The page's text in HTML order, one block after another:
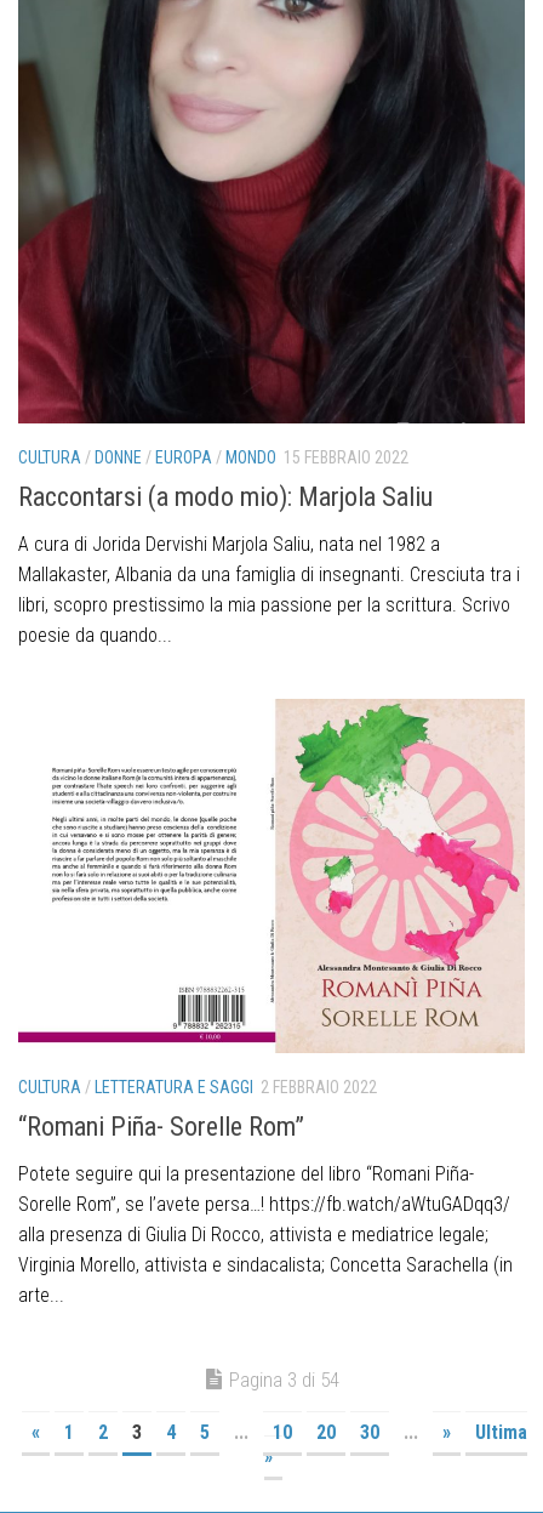
CULTURA/ DONNE / EUROPA/ MONDO 15 FEBBRAIO 2022
Raccontarsi (a modo mio): Marjola Saliu
A cura di Jorida Dervishi Marjola Saliu, nata nel 1982 a
Mallakaster, Albania da una famiglia di insegnanti. Cresciuta tra i
libri, scopro prestissimo la mia passione per la scrittura. Scrivo
poesie da quando...
CULTURA / LETTERATURA E SAGGI 2 FEBBRAIO 2022
“Romani Piña- Sorelle Rom”
Potete seguire qui la presentazione del libro “Romani Piña-
Sorelle Rom”, se l’avete persa…! https://fb.watch/aWtuGADqq3/
alla presenza di Giulia Di Rocco, attivista e mediatrice legale;
Virginia Morello, attivista e sindacalista; Concetta Sarachella (in
arte...
Pagina 3 di 54
« 1 2 3 4 5 ... 10 20 30 ... »
Ultima
»